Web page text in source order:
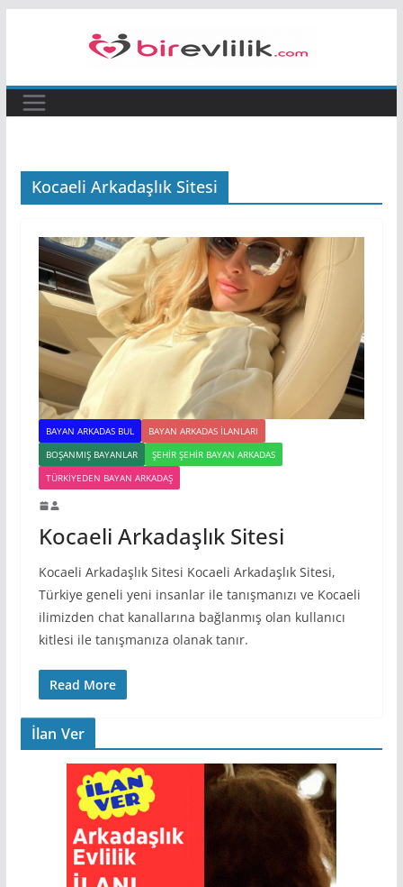
Kocaeli Arkadaşlık Sitesi
BAYAN ARKADAS BUL
BAYAN ARKADAS ILANLARI
BOŞANMIŞ BAYANLAR
ŞEHIR ŞEHIR BAYAN ARKADAS
TÜRKIYEDEN BAYAN ARKADAŞ
Kocaeli Arkadaşlık Sitesi
Kocaeli Arkadaşlık Sitesi Kocaeli Arkadaşlık Sitesi,
Türkiye geneli yeni insanlar ile tanışmanızı ve Kocaeli
ilimizden chat kanallarına bağlanmış olan kullanıcı
kitlesi ile tanışmanıza olanak tanır.
Read More
İlan Ver